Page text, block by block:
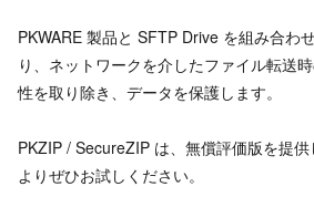
PKWARE 製品と SFTP Drive を組み合わ
り、ネットワークを介したファイル転送
性を取り除き、データを保護します。
PKZIP / SecureZIP は、無償評価版を提供
よりぜひお試しください。